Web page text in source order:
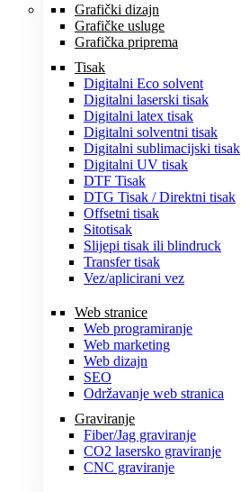
Grafički dizajn
Grafičke usluge
Grafička priprema
Tisak
Digitalni Eco solvent
Digitalni laserski tisak
Digitalni latex tisak
Digitalni solventni tisak
Digitalni sublimacijski tisak
Digitalni UV tisak
DTF Tisak
DTG Tisak / Direktni tisak
Offsetni tisak
Sitotisak
Slijepi tisak ili blindruck
Transfer tisak
Vez/aplicirani vez
Web stranice
Web programiranje
Web marketing
Web dizajn
SEO
Održavanje web stranica
Graviranje
Fiber/Jag graviranje
CO2 lasersko graviranje
CNC graviranje